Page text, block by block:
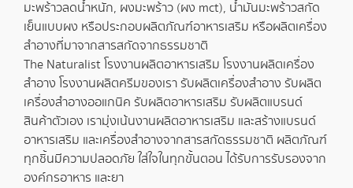
มะพร้าวลดน้ำหนัก, ผงมะพร้าว (ผง mct), น้ำมันมะพร้าวสกัด
เย็นแบบผง หรือประกอบผลิตภัณฑ์อาหารเสริม หรือผลิตเครื่อง
สำอางที่มาจากสารสกัดจากธรรมชาติ
The Naturalist โรงงานผลิตอาหารเสริม โรงงานผลิตเครื่อง
สำอาง โรงงานผลิตครีมของเรารับผลิตเครื่องสำอาง รับผลิต
เครื่องสำอางออแกนิค รับผลิตอาหารเสริม รับผลิตแบรนด์
สินค้าตัวเอง เรามุ่งเน้นงานผลิตอาหารเสริม และสร้างแบรนด์
อาหารเสริม และเครื่องสำอางจากสารสกัดธรรมชาติ ผลิตภัณฑ์
ทุกชิ้นมีความปลอดภัย ใส่ใจในทุกขั้นตอน ได้รับการรับรองจาก
องค์กรอาหาร และยา